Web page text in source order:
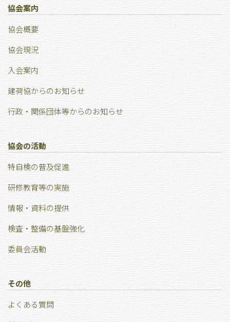
協会案内
協会概要
協会現況
⼊会案内
建荷協からのお知らせ
行政・関係団体等からのお知らせ
協会の活動
特⾃検の普及促進
研修教育等の実施
情報・資料の提供
検査・整備の基盤強化
委員会活動
その他
よくある質問